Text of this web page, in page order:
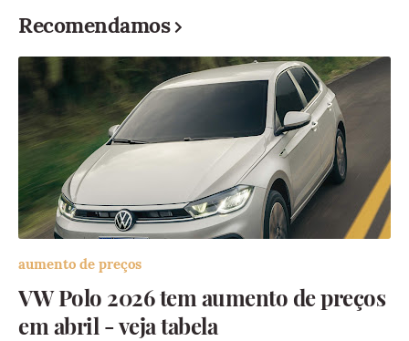
Recomendamos
aumento de preços
VW Polo 2026 tem aumento de preços
em abril - veja tabela